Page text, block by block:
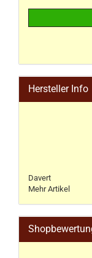
Hersteller Info
Davert
Mehr Artikel